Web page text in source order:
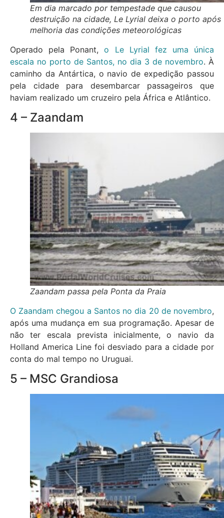
Em dia marcado por tempestade que causou
destruição na cidade, Le Lyrial deixa o porto após
melhoria das condições meteorológicas
Operado pela Ponant,o Le Lyrial fez uma única
escala no porto de Santos, no dia 3 de novembro. À
caminho da Antártica, o navio de expedição passou
pela cidade para desembarcar passageiros que
haviam realizado um cruzeiro pela África e Atlântico.
4 – Zaandam
Zaandam passa pela Ponta da Praia
O Zaandam chegou a Santos no dia 20 de novembro,
após uma mudança em sua programação. Apesar de
não ter escala prevista inicialmente, o navio da
Holland America Line foi desviado para a cidade por
conta do mal tempo no Uruguai.
5 – MSC Grandiosa